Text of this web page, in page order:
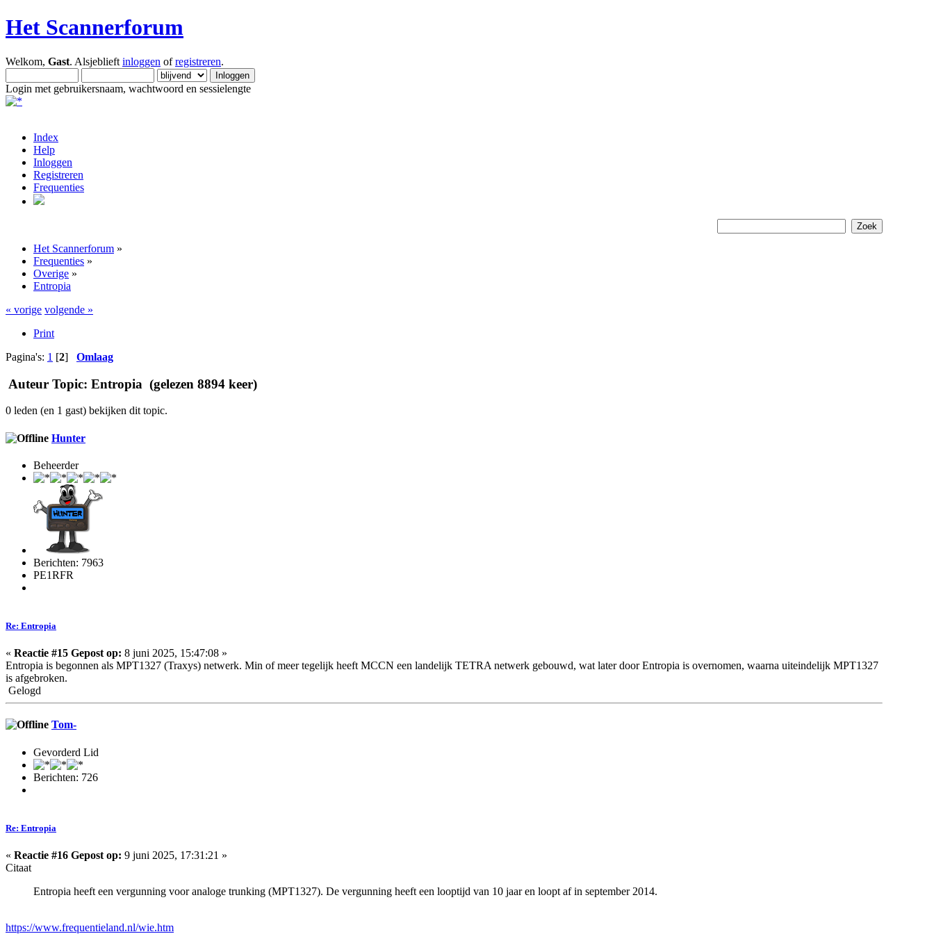
Het Scannerforum
Welkom, Gast. Alsjeblieft inloggen ofregistreren.
Login met gebruikersnaam, wachtwoord en sessielengte
Index
Help
Inloggen
Registreren
Frequenties
Het Scannerforum »
Frequenties »
Overige »
Entropia
« vorige volgende »
Print
Pagina's: 1 [2] Omlaag
Auteur Topic: Entropia (gelezen 8894 keer)
0 leden (en 1 gast) bekijken dit topic.
Hunter
Beheerder
Berichten: 7963
PE1RFR
Re: Entropia
« Reactie #15 Gepost op: 8 juni 2025, 15:47:08 »
Entropia is begonnen als MPT1327 (Traxys) netwerk. Min of meer tegelijk heeft MCCN een landelijk TETRA netwerk gebouwd, wat later door Entropia is overnomen, waarna uiteindelijk MPT1327
is afgebroken.
Gelogd
Tom-
Gevorderd Lid
Berichten: 726
Re: Entropia
« Reactie #16 Gepost op: 9 juni 2025, 17:31:21 »
Citaat
Entropia heeft een vergunning voor analoge trunking (MPT1327). De vergunning heeft een looptijd van 10 jaar en loopt af in september 2014.
https://www.frequentieland.nl/wie.htm